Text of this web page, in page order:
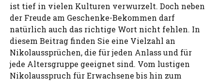
ist tief in vielen Kulturen verwurzelt. Doch neben
der Freude am Geschenke-Bekommen darf
natürlich auch das richtige Wort nicht fehlen. In
diesem Beitrag finden Sie eine Vielzahl an
Nikolaussprüchen, die für jeden Anlass und für
jede Altersgruppe geeignet sind. Vom lustigen
Nikolausspruch für Erwachsene bis hin zum